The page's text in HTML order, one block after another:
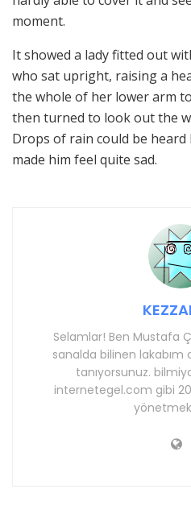
moment.
It showed a lady fitted out
who sat upright, raising a
the whole of her lower arm
then turned to look out the
Drops of rain could be
made him feel quite sad.
Selamlar! Ben Mustafa
sanalda bilinen lakabım
tanıyorsunuz.
internetegel.com gibi